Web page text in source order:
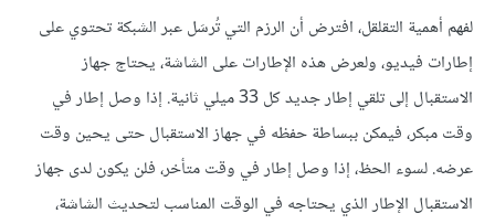
لفهم أهمية التقلقل، افترض أن الرزم التي تُرسَل عبر الشبكة تحتوي على
إطارات فيديو، ولعرض هذه الإطارات على الشاشة، يحتاج جهاز
الاستقبال إلى تلقي إطار جديد كل 33 ميلي ثانية. إذا وصل إطار في
وقت مبكر، فيمكن ببساطة حفظه في جهاز الاستقبال حتى يحين وقت
عرضه. لسوء الحظ، إذا وصل إطار في وقت متأخر، فلن يكون لدى جهاز
الاستقبال الإطار الذي يحتاجه في الوقت المناسب لتحديث الشاشة،